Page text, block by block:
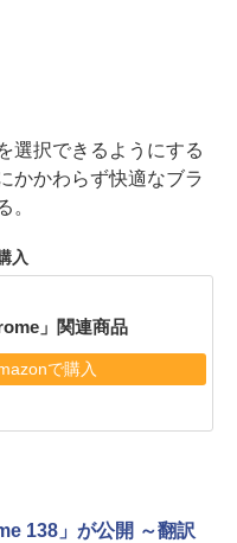
選択できるようにする
かかわらず快適なブラ
。
入
」関連商品
で購入
138」が公開 ～翻訳